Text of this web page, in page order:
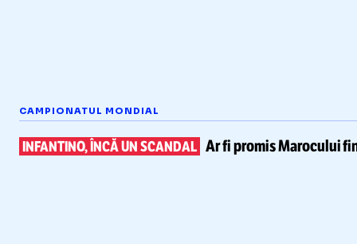
CAMPIONATUL MONDIAL
INFANTINO, ÎNCĂ UN SCANDAL Ar fi promis Marocului